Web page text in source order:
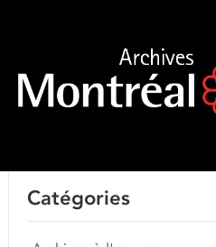
Catégories